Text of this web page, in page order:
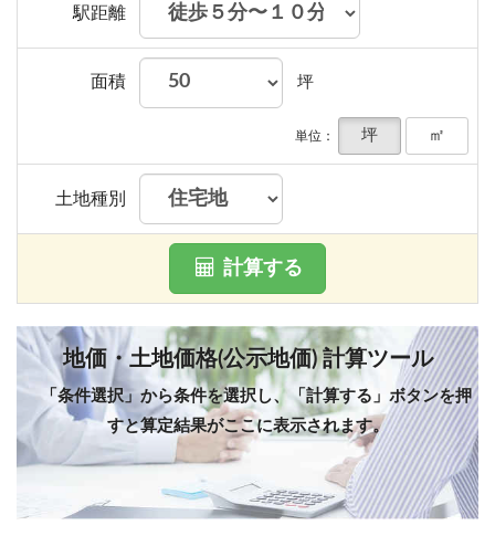
駅距離
面積 坪
単位： 坪 ㎡
土地種別
計算する
地価・土地価格(公示地価) 計算ツール
「条件選択」から条件を選択し、「計算する」ボタンを押
すと算定結果がここに表示されます。